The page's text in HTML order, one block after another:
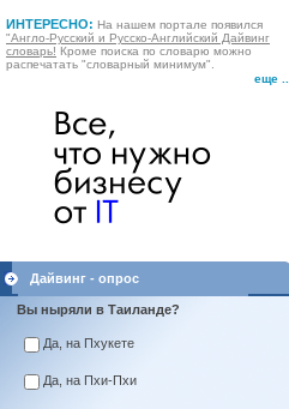
ИНТЕРЕСНО: На нашем портале появился
"Англо-Русский и Русско-Английский Дайвинг
словарь! Кроме поиска по словарю можно
распечатать "словарный минимум".
еще ...
Дайвинг - опрос
Вы ныряли в Таиланде?
Да, на Пхукете
Да, на Пхи-Пхи